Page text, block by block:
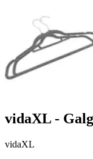
vidaXL -
vidaXL